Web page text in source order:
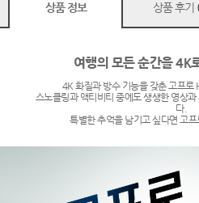
상품 정보 상품 후기
여행의 모든 순간을 4K
4K 화질과 방수 기능을 갖춘 고프로
스노클링과 액티비티 중에도 생생한 영상
다.
특별한 추억을 남기고 싶다면 고